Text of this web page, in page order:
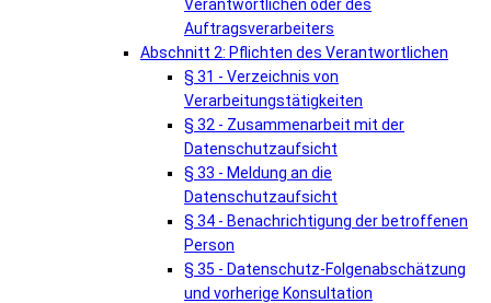
Verantwortlichen oder des
Auftragsverarbeiters
Abschnitt 2: Pflichten des Verantwortlichen
§ 31 - Verzeichnis von
Verarbeitungstätigkeiten
§ 32 - Zusammenarbeit mit der
Datenschutzaufsicht
§ 33 - Meldung an die
Datenschutzaufsicht
§ 34 - Benachrichtigung der betroffenen
Person
§ 35 - Datenschutz-Folgenabschätzung
und vorherige Konsultation